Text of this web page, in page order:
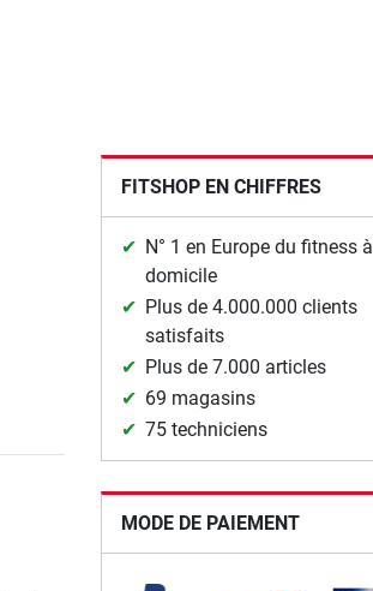
FITSHOP EN CHIFFRES
N° 1 en Europe du fitness à
domicile
Plus de 4.000.000 clients
satisfaits
Plus de 7.000 articles
69 magasins
75 techniciens
MODE DE PAIEMENT